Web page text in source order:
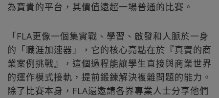
為寶貴的平台，其價值遠超一場普通的比賽。
「FLA更像一個集實戰、學習、啟發和人脈於一身
的「職涯加速器」，它的核心亮點在於『真實的商
業案例挑戰』，這個過程能讓學生直接與商業世界
的運作模式接軌，提前鍛鍊解決複雜問題的能力。
除了比賽本身，FLA還邀請各界專業人士分享他們